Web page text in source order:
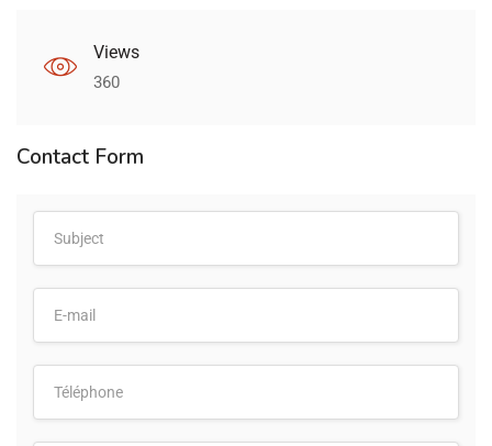
Views
360
Contact Form